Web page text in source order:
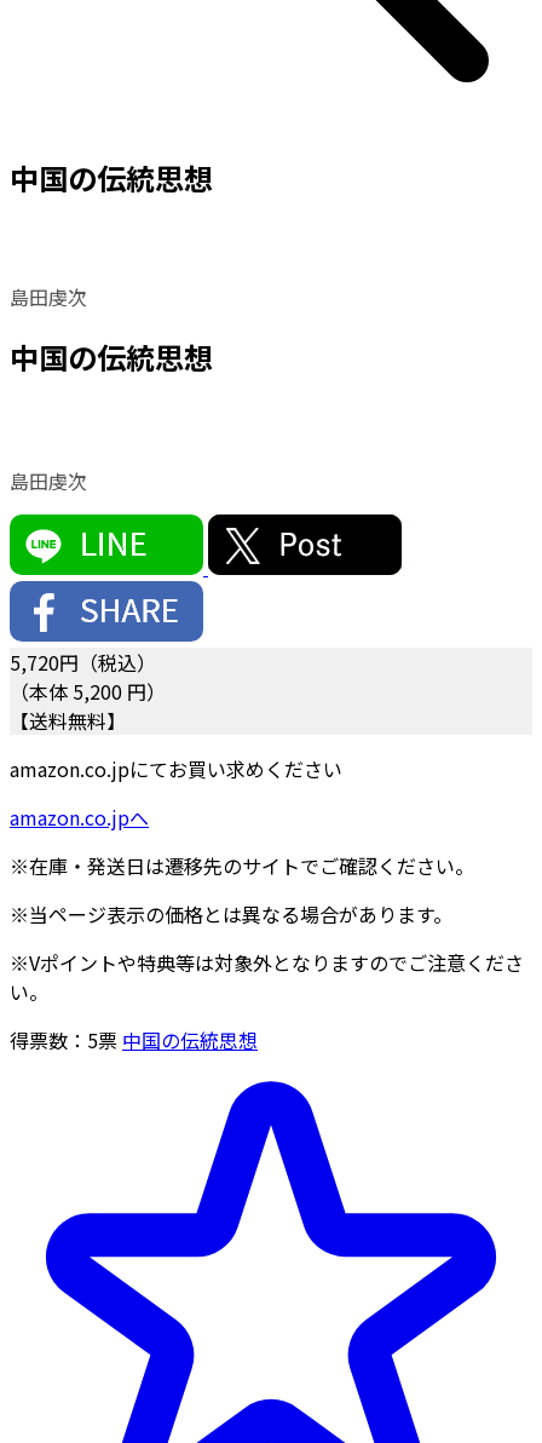
中国の伝統思想
島田虔次
中国の伝統思想
島田虔次
5,720円（税込）
（本体 5,200 円）
【送料無料】
amazon.co.jpにてお買い求めください
amazon.co.jpへ
※在庫・発送日は遷移先のサイトでご確認ください。
※当ページ表示の価格とは異なる場合があります。
※Vポイントや特典等は対象外となりますのでご注意くださ
い。
得票数： 5票 中国の伝統思想